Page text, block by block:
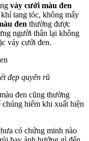
váy cưới màu đen
tang tóc, không mấy
đen thường được
người thân lại không
váy cưới đen.
đẹp quyến rũ
đen cũng thường
hiếm khi xuất hiện
có chứng minh nào